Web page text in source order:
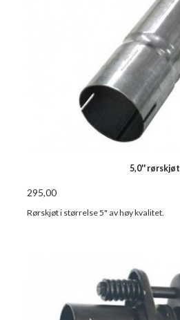
5,0'' rørskjøt
295,00
Rørskjøt i størrelse 5" av høy kvalitet.